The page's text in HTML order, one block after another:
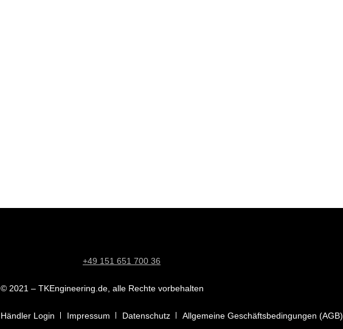
+49 151 651 700 36
© 2021 – TKEngineering.de, alle Rechte vorbehalten
Händler Login Impressum Datenschutz Allgemeine Geschäftsbedingungen (AGB)